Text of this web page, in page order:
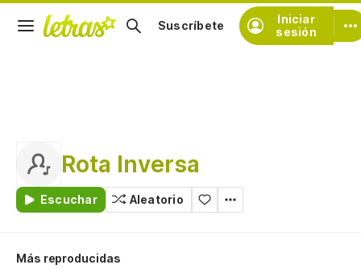
Iniciar
sesión
Suscríbete
Rota Inversa
Escuchar Aleatorio
Más reproducidas